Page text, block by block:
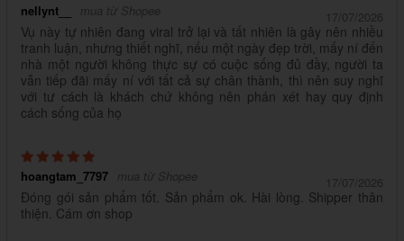
nellynt__ mua từ Shopee 17/07/2026
Vụ này tự nhiên đang viral trở lại và tất nhiên là gây nên nhiều
tranh luận, nhưng thiết nghĩ, nếu một ngày đẹp trời, mấy ní đến
nhà một người không thực sự có cuộc sống đủ đầy, người ta
vẫn tiếp đãi mấy ní với tất cả sự chân thành, thì nên suy nghĩ
với tư cách là khách chứ không nên phán xét hay quy định
cách sống của họ
hoangtam_7797 mua từ Shopee 17/07/2026
Đóng gói sản phẩm tốt. Sản phẩm ok. Hài lòng. Shipper thân
thiện. Cám ơn shop